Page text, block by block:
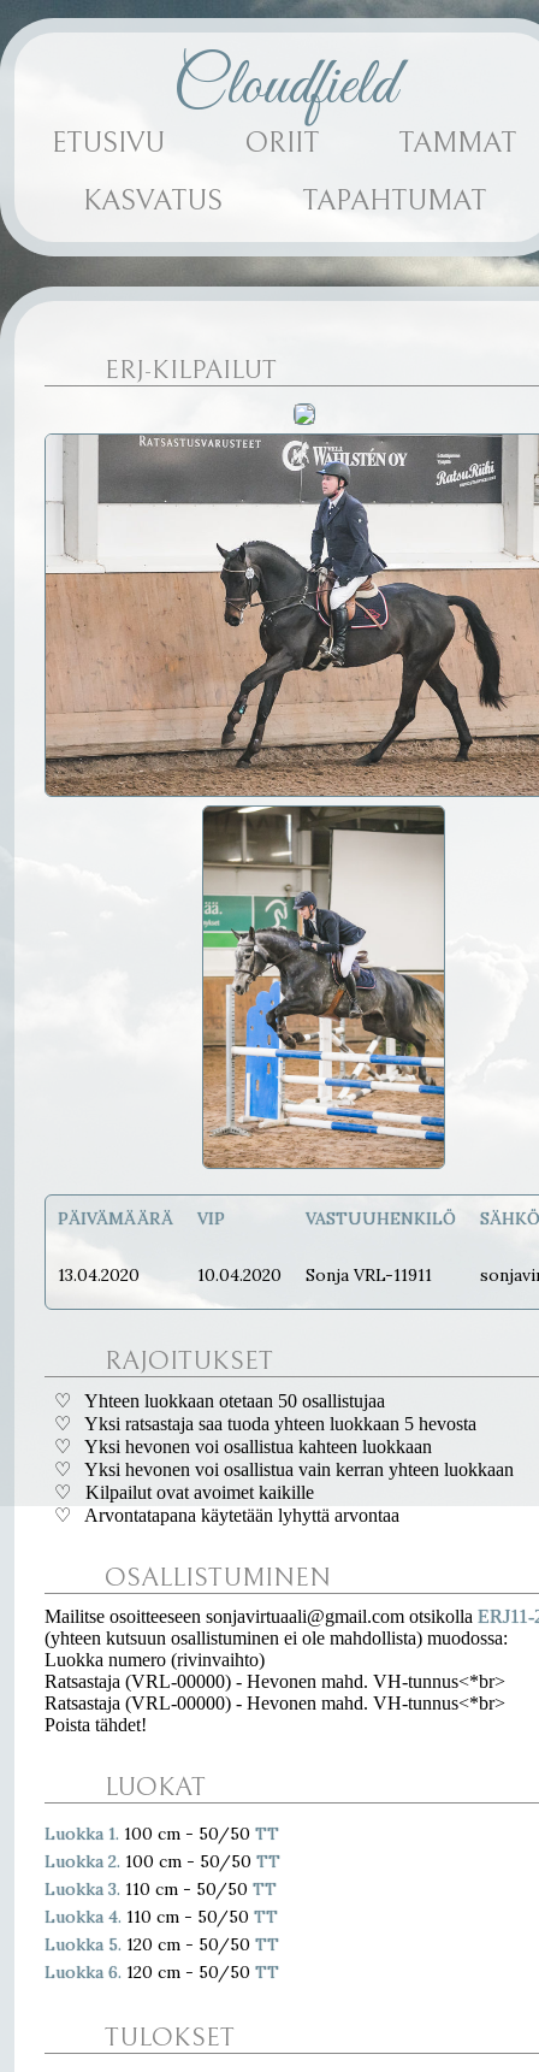
Cloudfield
ETUSIVU ORIIT
TAMMAT
KASVATUS
TAPAHTUMAT
ERJ-KILPAILUT
PÄIVÄMÄÄRÄ VIP VASTUUHENKILÖ
13.04.2020 10.04.2020 Sonja VRL-11911
RAJOITUKSET
♡ Yhteen luokkaan otetaan 50 osallistujaa
♡ Yksi ratsastaja saa tuoda yhteen luokkaan 5 hevosta
♡ Yksi hevonen voi osallistua kahteen luokkaan
♡ Yksi hevonen voi osallistua vain kerran yhteen luokkaan
♡ Kilpailut ovat avoimet kaikille
♡ Arvontatapana käytetään lyhyttä arvontaa
OSALLISTUMINEN
Mailitse osoitteeseen sonjavirtuaali@gmail.com otsikolla ERJ11-
(yhteen kutsuun osallistuminen ei ole mahdollista) muodossa:
Luokka numero (rivinvaihto)
Ratsastaja (VRL-00000) - Hevonen mahd. VH-tunnus<*br>
Ratsastaja (VRL-00000) - Hevonen mahd. VH-tunnus<*br>
Poista tähdet!
LUOKAT
Luokka 1. 100 cm - 50/50 TT
Luokka 2. 100 cm - 50/50 TT
Luokka 3. 110 cm - 50/50 TT
Luokka 4. 110 cm - 50/50 TT
Luokka 5. 120 cm - 50/50 TT
Luokka 6. 120 cm - 50/50 TT
TULOKSET